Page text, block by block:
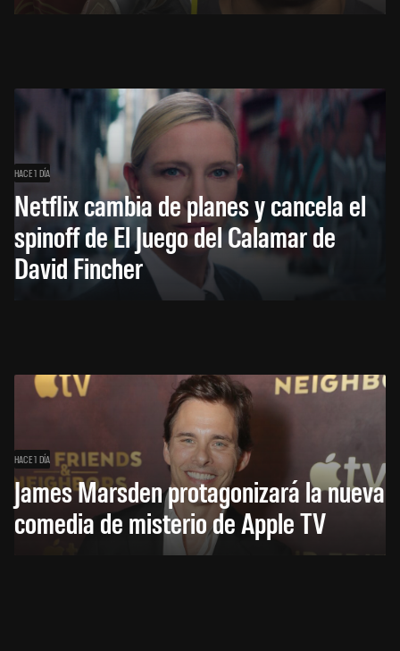
HACE 1 DÍA
Netflix cambia de planes y cancela el
spinoff de El Juego del Calamar de
David Fincher
HACE 1 DÍA
James Marsden protagonizará la nueva
comedia de misterio de Apple TV